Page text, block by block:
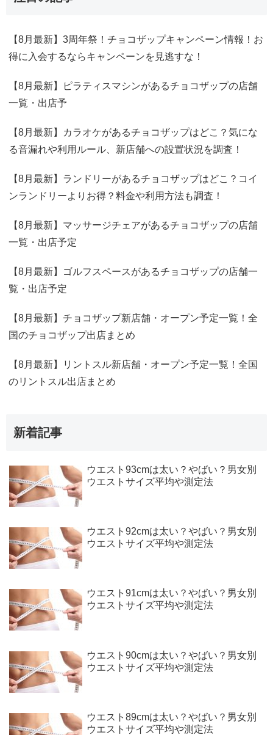
【8月最新】3周年祭！チョコザップキャンペーン情報！お
得に入会するならキャンペーンを見逃すな！
【8月最新】ピラティスマシンがあるチョコザップの店舗
一覧・出店予
【8月最新】カラオケがあるチョコザップはどこ？気にな
る音漏れや利用ルール、新店舗への設置状況を調査！
【8月最新】ランドリーがあるチョコザップはどこ？コイ
ンランドリーよりお得？料金や利用方法も調査！
【8月最新】マッサージチェアがあるチョコザップの店舗
一覧・出店予定
【8月最新】ゴルフスペースがあるチョコザップの店舗一
覧・出店予定
【8月最新】チョコザップ新店舗・オープン予定一覧！全
国のチョコザップ出店まとめ
【8月最新】リントスル新店舗・オープン予定一覧！全国
のリントスル出店まとめ
新着記事
ウエスト93cmは太い？やばい？男女別
ウエストサイズ平均や測定法
ウエスト92cmは太い？やばい？男女別
ウエストサイズ平均や測定法
ウエスト91cmは太い？やばい？男女別
ウエストサイズ平均や測定法
ウエスト90cmは太い？やばい？男女別
ウエストサイズ平均や測定法
ウエスト89cmは太い？やばい？男女別
ウエストサイズ平均や測定法